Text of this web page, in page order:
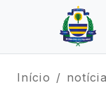
Início